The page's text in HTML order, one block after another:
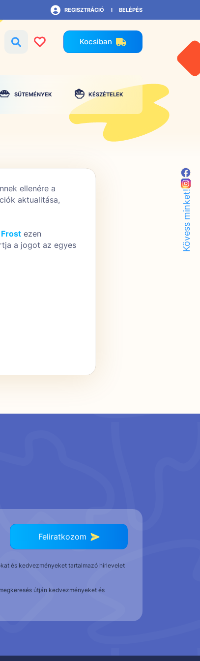
REGISZTRÁCIÓ BELÉPÉS
Kocsiban
SÜTEMÉNYEK KÉSZÉTELEK
ellenére a
aktualitása,
Frost ezen
a jogot az egyes
Feliratkozom
és kedvezményeket tartalmazó hírlevelet
útján kedvezményeket és
Kövess minket!